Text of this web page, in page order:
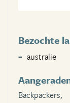
Bezochte
australie
Backpackers,